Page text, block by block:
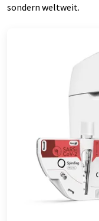
sondern weltweit.